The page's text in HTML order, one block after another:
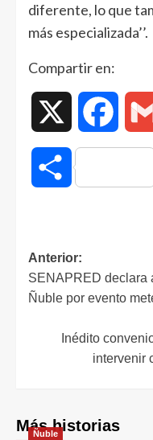
diferente, lo que
más especializada’’.
Compartir en:
Compartir
Anterior:
SENAPRED declara
Ñuble por evento
Inédito
intervenir
Más historias
Ñuble